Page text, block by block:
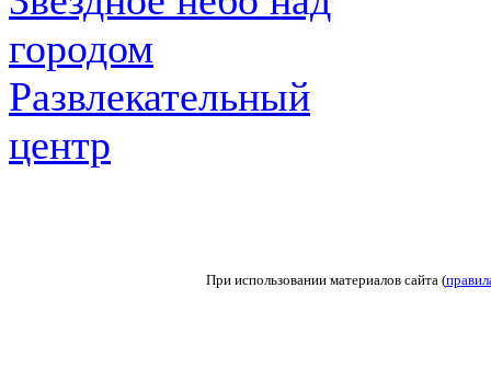
городом
Развлекательный
центр
При использовании материалов сайта (